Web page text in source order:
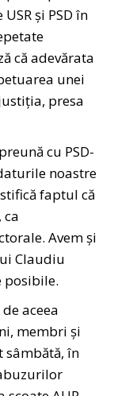
și PSD în
că adevărata
unei
presa
cu PSD-
noastre
faptul că
ca
Avem și
Claudiu
posibile.
aceea
membri și
sâmbătă, în